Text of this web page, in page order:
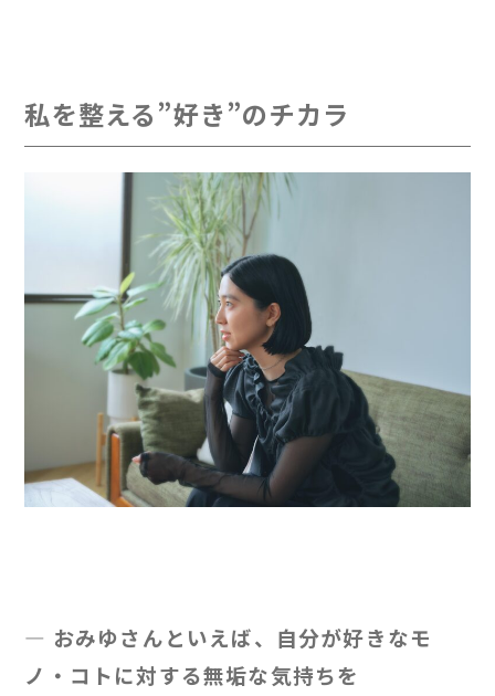
私を整える”好き”のチカラ
— おみゆさんといえば、自分が好きなモ
ノ・コトに対する無垢な気持ちを